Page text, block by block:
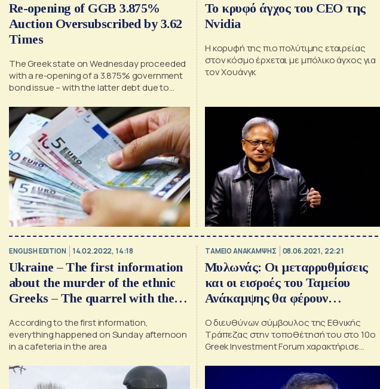
Re-opening of GGB 3.875%
Auction Oversubscribed by 3.62
Times
The Greek state on Wednesday proceeded
with a re-opening of a 3.875% government
bond issue – with the latter debt due to
Το κρυφό άγχος του CEO της
Nvidia
Η κορυφή της πιο πολύτιμης εταιρείας
στον κόσμο έρχεται με μπόλικο άγχος για
τον Χουάνγκ
ENGLISH EDITION 14.02.2022, 14:18
Ukraine – The first information
about the murder of the ethnic
Greeks – The quarrel with the
According to the first information,
everything happened on Sunday afternoon
in a cafeteria in the area
ΤΑΜΕΙΟ ΑΝΑΚΑΜΨΗΣ 08.06.2021, 22:21
Μυλωνάς: Οι μεταρρυθμίσεις
και οι εισροές του Ταμείου
Ανάκαμψης θα φέρουν
ανάπτυξης
Ο διευθύνων σύμβουλος της Εθνικής
Τράπεζας στην τοποθέτησή του στο 10ο
Greek Investment Forum χαρακτήρισε
τους πόρους του Ταμείου